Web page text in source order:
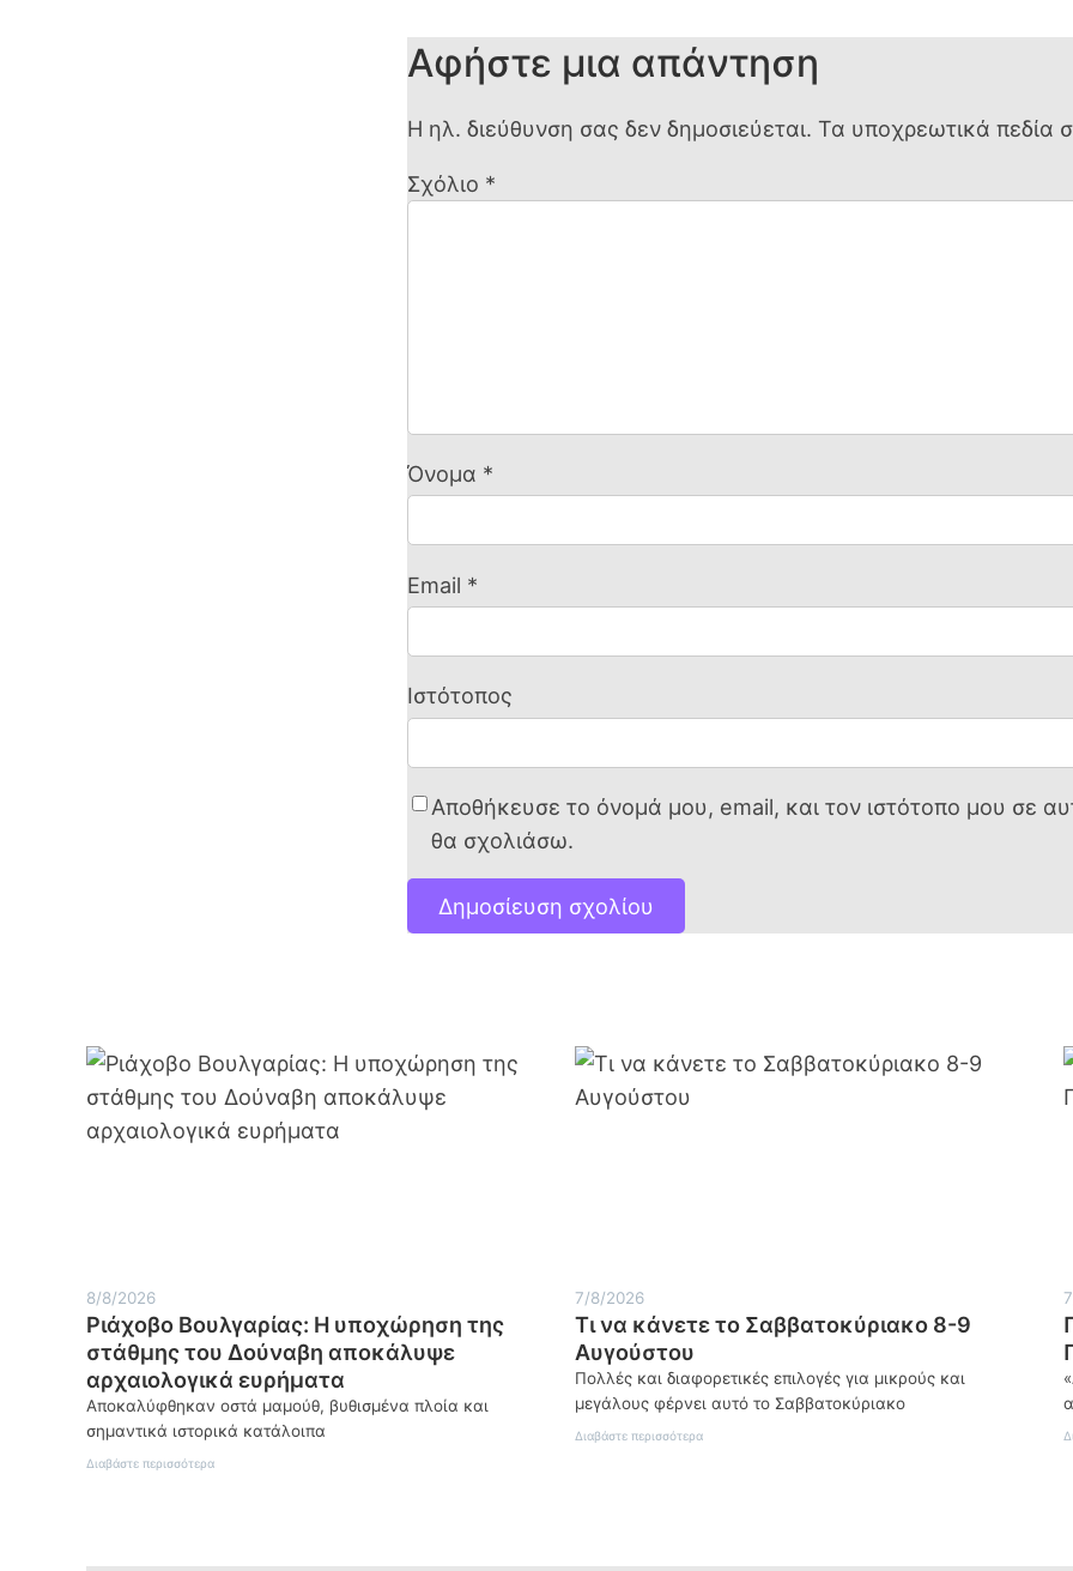
Αφήστε μια απάντηση
Η ηλ. διεύθυνση σας δεν δημοσιεύεται. Τα υποχρεωτικά πεδία
Σχόλιο *
Όνομα *
Email *
Ιστότοπος
Αποθήκευσε το όνομά μου, email, και τον ιστότοπο μου σε
θα σχολιάσω.
8/8/2026
Ριάχοβο Βουλγαρίας: Η υποχώρηση της
στάθμης του Δούναβη αποκάλυψε
αρχαιολογικά ευρήματα
Αποκαλύφθηκαν οστά μαμούθ, βυθισμένα πλοία και
σημαντικά ιστορικά κατάλοιπα
Διαβάστε περισσότερα:
7/8/2026
Τι να κάνετε το Σαββατοκύριακο 8-9
Αυγούστου
Πολλές και διαφορετικές επιλογές για μικρούς και
μεγάλους φέρνει αυτό το Σαββατοκύριακο
Διαβάστε περισσότερα: